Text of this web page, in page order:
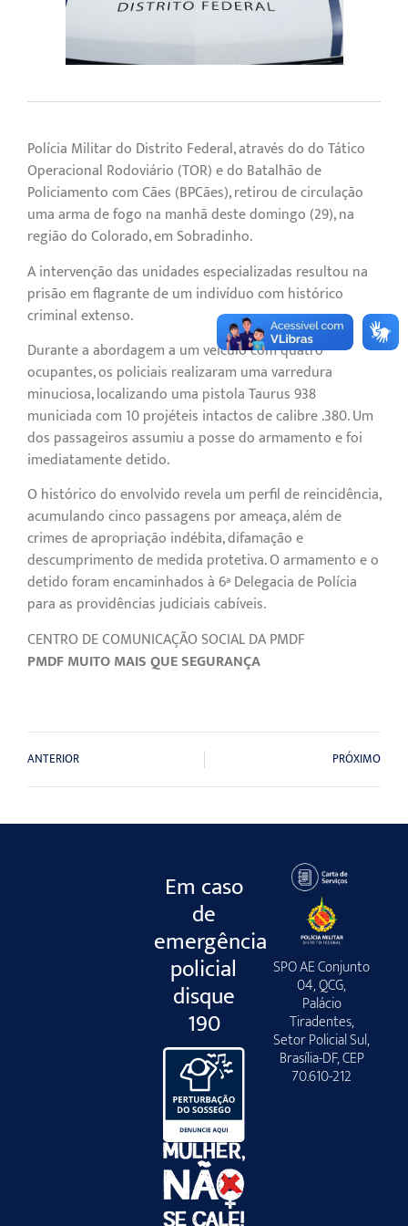
Polícia Militar do Distrito Federal, através do do Tático
Operacional Rodoviário (TOR) e do Batalhão de
Policiamento com Cães (BPCães), retirou de circulação
uma arma de fogo na manhã deste domingo (29), na
região do Colorado, em Sobradinho.
A intervenção das unidades especializadas resultou na
prisão em flagrante de um indivíduo com histórico
criminal extenso.
Durante a abordagem a um veículo com quatro
ocupantes, os policiais realizaram uma varredura
minuciosa, localizando uma pistola Taurus 938
municiada com 10 projéteis intactos de calibre .380. Um
dos passageiros assumiu a posse do armamento e foi
imediatamente detido.
O histórico do envolvido revela um perfil de reincidência,
acumulando cinco passagens por ameaça, além de
crimes de apropriação indébita, difamação e
descumprimento de medida protetiva. O armamento e o
detido foram encaminhados à 6ª Delegacia de Polícia
para as providências judiciais cabíveis.
CENTRO DE COMUNICAÇÃO SOCIAL DA PMDF
PMDF MUITO MAIS QUE SEGURANÇA
ANTERIOR PRÓXIMO
Em caso
de
emergência
policial
disque
190
SPO AE Conjunto
04, QCG,
Palácio
Tiradentes,
Setor Policial Sul,
Brasília-DF, CEP
70.610-212